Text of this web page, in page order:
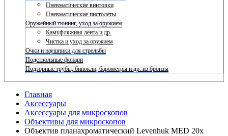
Пневматические винтовки
Пневматические пистолеты
Оружейный тюнинг, уход за оружием
Камуфляжная лента и др.
Чистка и уход за оружием
Очки и наушники для стрельбы
Подствольные фонари
Подзорные трубы, бинокли, барометры и др. из бронзы
Главная
Аксессуары
Аксессуары для микроскопов
Объективы для микроскопов
Объектив планахроматический Levenhuk MED 20x